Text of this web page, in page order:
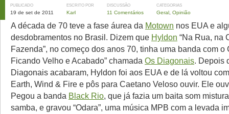
PUBLICADO
19 de set de 2011
ESCRITO POR
Karl
DISCUSSÃO
11 Comentários
CATEGORIAS
Geral Opinião
A década de 70 teve a fase áurea da Motown nos EUA e
desdobramentos no Brasil. Dizem que Hyldon “Na Rua, na
Fazenda”, no começo dos anos 70, tinha uma banda com o
Ficando Velho e Acabado” chamada Os Diagonais. Depois
Diagonais acabaram, Hyldon foi aos EUA e de lá voltou
Earth, Wind & Fire e pôs para Caetano Veloso ouvir. Ele
Pegou a banda Black Rio, que já fazia um baita som
samba, e gravou “Odara”, uma música MPB com a levada